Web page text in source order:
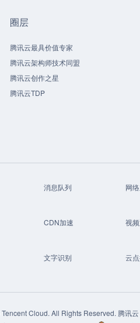
圈层
腾讯云最具价值专家
腾讯云架构师技术同盟
腾讯云创作之星
腾讯云TDP
消息队列 网
CDN加速 视
文字识别 云
Tencent Cloud. All Rights Reserved. 腾讯